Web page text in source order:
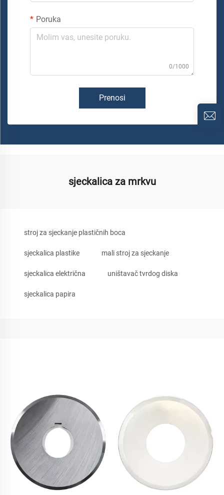
Poruka
0/1000
Prenosi
sjeckalica za mrkvu
stroj za sjeckanje plastičnih boca
sjeckalica plastike mali stroj za sjeckanje
sjeckalica električna uništavač tvrdog diska
sjeckalica papira